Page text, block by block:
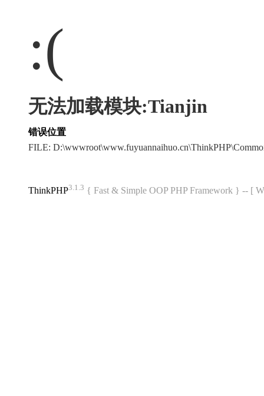
:(
无法加载模块:Tianjin
错误位置
FILE:
ThinkPHP3.1.3 { Fast & Simple OOP PHP Framework } -- [